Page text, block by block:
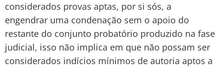
considerados provas aptas, por si sós, a
engendrar uma condenação sem o apoio do
restante do conjunto probatório produzido na fase
judicial, isso não implica em que não possam ser
considerados indícios mínimos de autoria aptos a